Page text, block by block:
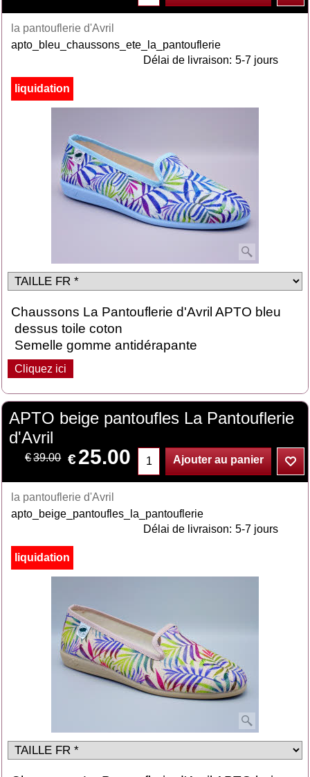
la pantouflerie d'Avril
apto_bleu_chaussons_ete_la_pantouflerie
Délai de livraison: 5-7 jours
liquidation
Chaussons La Pantouflerie d'Avril APTO bleu
dessus toile coton
Semelle gomme antidérapante
Cliquez ici
APTO beige pantoufles La Pantouflerie
d'Avril
€39.00 €25.00 Ajouter au panier
la pantouflerie d'Avril
apto_beige_pantoufles_la_pantouflerie
Délai de livraison: 5-7 jours
liquidation